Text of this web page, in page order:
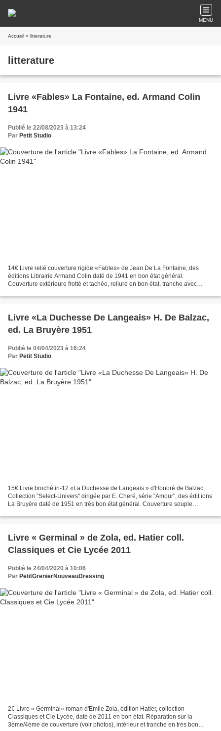
MENU
Accueil » litterature
litterature
Livre «Fables» La Fontaine, ed. Armand Colin
1941
Publié le 22/08/2023 à 13:24
Par Petit Studio
14€ Livre relié couverture rigide «Fables» de Jean De La Fontaine, des
éditions Librairie Armand Colin daté de 1941 en bon état général.
Couverture extérieure frotté et tachée, reliure en bon état, tranche avec
Livre «La Duchesse De Langeais» H. De Balzac,
ed. La Bruyère 1951
Publié le 04/04/2023 à 16:24
Par Petit Studio
15€ Livre broché in-12 «La Duchesse de Langeais » d'Honoré de Balzac,
Collection "Select-Univers" dirigée par E. Cheré, série "Amour", des édit ions
La Bruyère daté de 1951 en très bon état général. Couverture souple
Livre « Germinal » de Zola, ed. Hatier coll.
Classiques et Cie Lycée 2011
Publié le 24/04/2020 à 10:06
Par PetitGrenierNouveauDressing
2€ Livre « Germinal» roman d'Emile Zola, édition Hatier, collection
Classiques et Cie Lycée, daté de 2011 en bon état. Réparation sur la
3ème/4ème de couverture (voir photos), intérieur et tranche en très bon